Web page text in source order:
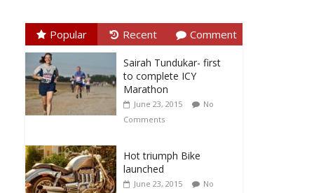
Popular Recent Comment
Sairah Tundukar- first
to complete ICY
Marathon
June 23, 2015
No
Comments
Hot triumph Bike
launched
June 23, 2015
No